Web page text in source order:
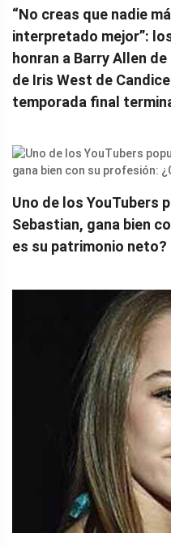
“No creas que nadie
interpretado mejor”:
honran a Barry Allen
de Iris West de
temporada final
Uno de los YouTubers
Sebastian, gana bien
es su patrimonio neto?